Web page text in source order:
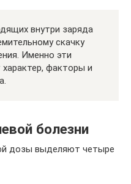
внутри заряда
скачку
Именно эти
факторы и
болезни
дозы выделяют четыре